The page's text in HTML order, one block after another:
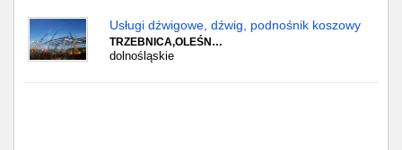
Usługi dźwigowe, dźwig, podnośnik koszowy
TRZEBNICA,OLEŚN…
dolnośląskie
Opole